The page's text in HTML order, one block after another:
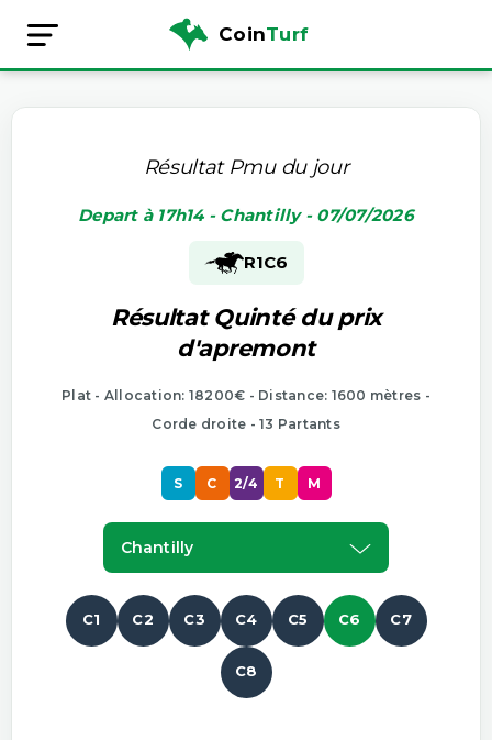
CoinTurf
Résultat Pmu du jour
Depart à 17h14 - Chantilly - 07/07/2026
R1C6
Résultat Quinté du prix
d'apremont
Plat - Allocation: 18200€ - Distance: 1600 mètres -
Corde droite - 13 Partants
S C 2/4 T M
Chantilly
C1 C2 C3 C4 C5 C6 C7
C8